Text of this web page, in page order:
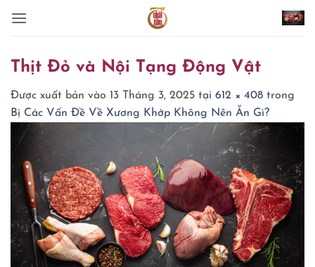
qua
dungThịt Đỏ và Nội Tạng Động Vật
Được xuất bản vào 13 Tháng 3, 2025 tại 612 × 408 trong
Bị Các Vấn Đề Về Xương Khớp Không Nên Ăn Gì?